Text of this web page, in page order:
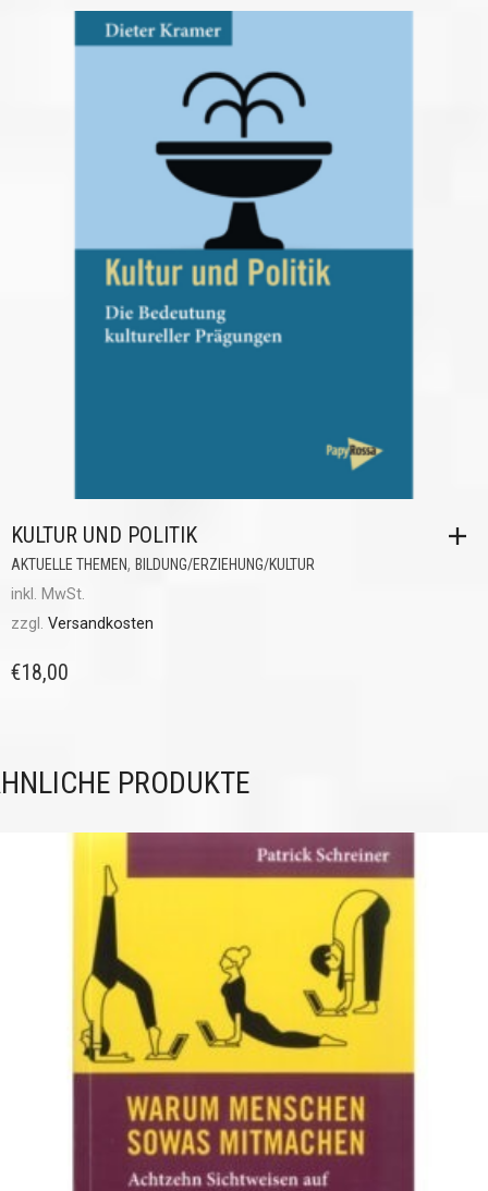
KULTUR UND POLITIK
AKTUELLE THEMEN, BILDUNG/ERZIEHUNG/KULTUR
inkl. MwSt.
zzgl. Versandkosten
€18,00
PRODUKTE